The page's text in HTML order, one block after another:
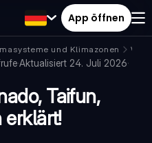
App öffnen
und Klimazonen
·Aktualisiert 24. Juli 2026·
Taifun,
erklärt!